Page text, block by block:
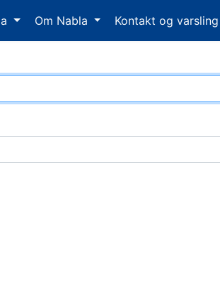
Om Nabla Kontakt og varsling